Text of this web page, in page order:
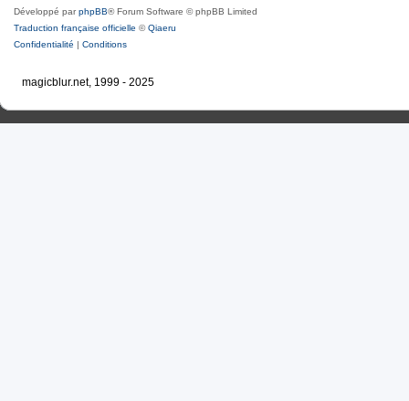
Développé parphpBB® Forum Software © phpBB Limited
Traduction française officielle ©Qiaeru
Confidentialité | Conditions
magicblur.net, 1999 - 2025